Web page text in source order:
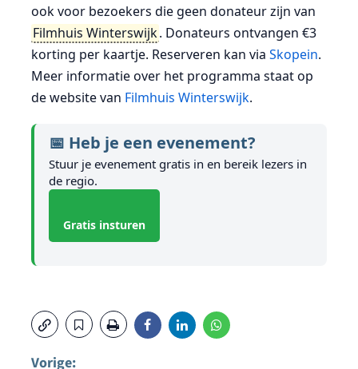
ook voor bezoekers die geen donateur zijn van
Filmhuis Winterswijk. Donateurs ontvangen €3
korting per kaartje. Reserveren kan via Skopein.
Meer informatie over het programma staat op
de website van Filmhuis Winterswijk.
📅 Heb je een evenement?
Stuur je evenement gratis in en bereik lezers in
de regio.
Gratis insturen
Vorige: